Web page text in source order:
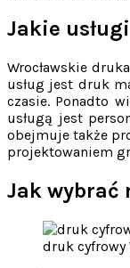
Jakie
Wrocławskie
usług jest druk
czasie. Ponadto
usługą jest
obejmuje także
projektowaniem
Jak wybrać
druk cyfrowy